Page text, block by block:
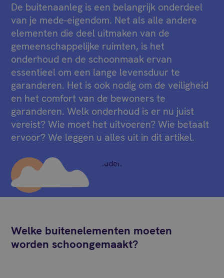
De buitenaanleg is een belangrijk onderdeel
van je mede-eigendom. Net als alle andere
elementen die deel uitmaken van de
gemeenschappelijke ruimten, is het
onderhoud en de schoonmaak ervan
essentieel om een lange levensduur te
garanderen. Het is ook nodig om de veiligheid
en het comfort van de bewoners te
garanderen. Welk onderhoud is er nu juist
vereist? Wie moet het uitvoeren? Wie betaalt
ervoor? We leggen u alles uit in dit artikel.
Welke buitenelementen moeten
worden schoongemaakt?